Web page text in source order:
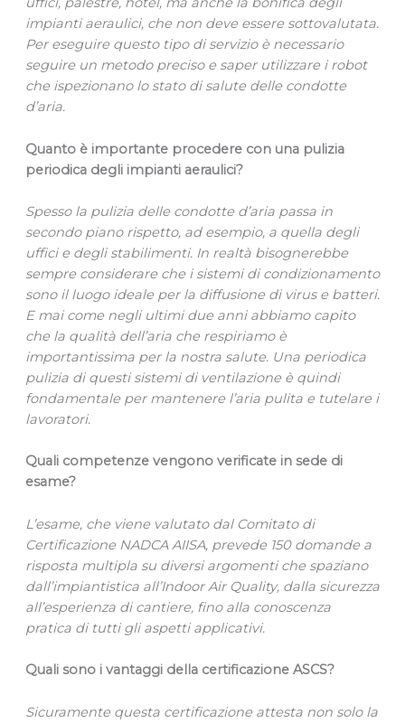
impianti aeraulici, che non deve essere sottovalutata.
Per eseguire questo tipo di servizio è necessario
seguire un metodo preciso e saper utilizzare i robot
che ispezionano lo stato di salute delle condotte
d’aria.
Quanto è importante procedere con una pulizia
periodica degli impianti aeraulici?
Spesso la pulizia delle condotte d’aria passa in
secondo piano rispetto, ad esempio, a quella degli
uffici e degli stabilimenti. In realtà bisognerebbe
sempre considerare che i sistemi di condizionamento
sono il luogo ideale per la diffusione di virus e batteri.
E mai come negli ultimi due anni abbiamo capito
che la qualità dell’aria che respiriamo è
importantissima per la nostra salute. Una periodica
pulizia di questi sistemi di ventilazione è quindi
fondamentale per mantenere l’aria pulita e tutelare i
lavoratori.
Quali competenze vengono verificate in sede di
esame?
L’esame, che viene valutato dal Comitato di
Certificazione NADCA AIISA, prevede 150 domande a
risposta multipla su diversi argomenti che spaziano
dall’impiantistica all’Indoor Air Quality, dalla sicurezza
all’esperienza di cantiere, fino alla conoscenza
pratica di tutti gli aspetti applicativi.
Quali sono i vantaggi della certificazione ASCS?
Sicuramente questa certificazione attesta non solo la